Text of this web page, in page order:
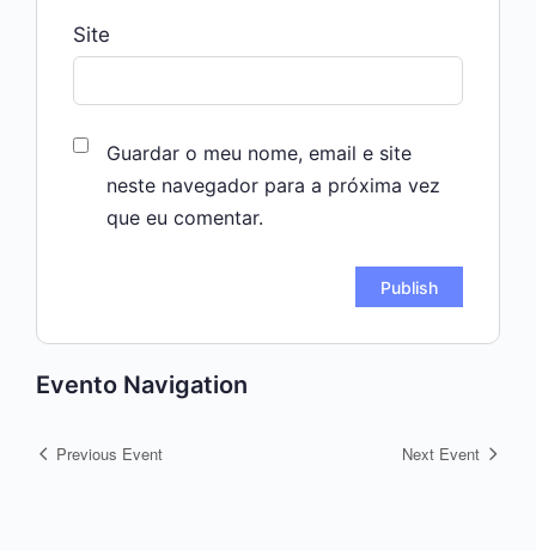
Site
Guardar o meu nome, email e site
neste navegador para a próxima vez
que eu comentar.
Evento Navigation
Previous Event Next Event